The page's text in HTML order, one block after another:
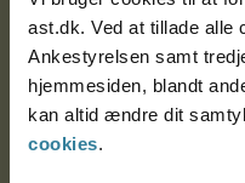
ast.dk. Ved at tillade alle
Ankestyrelsen samt
hjemmesiden, blandt
kan altid ændre dit
cookies.
Nytorv 7, 2. sal
9000 Aalborg
Ankestyrelsen Aalborg